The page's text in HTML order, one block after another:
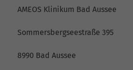
AMEOS Klinikum Bad Aussee
Sommersbergseestraße 395
8990 Bad Aussee